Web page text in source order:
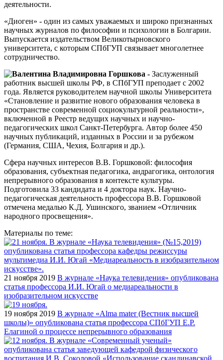
деятельности.
«Диоген» - один из самых уважаемых и широко признанных
научных журналов по философии и психологии в Болгарии.
Выпускается издательством Великотырновского
университета, с которым СПбГУП связывает многолетнее
сотрудничество.
Валентина Владимировна Горшкова - Заслуженный
работник высшей школы РФ, в СПбГУП преподает с 2002
года. Является руководителем научной школы Университета
«Становление и развитие нового образования человека в
пространстве современной социокультурной реальности»,
включенной в Реестр ведущих научных и научно-
педагогических школ Санкт-Петербурга. Автор более 450
научных публикаций, изданных в России и за рубежом
(Германия, США, Чехия, Болгария и др.).
Сфера научных интересов В.В. Горшковой: философия
образования, субъектная педагогика, андрагогика, онтология
непрерывного образования в контексте культуры.
Подготовила 33 кандидата и 4 доктора наук. Научно-
педагогическая деятельность профессора В.В. Горшковой
отмечена медалью К.Д. Ушинского, званием «Отличник
народного просвещения».
Материалы по теме:
21 ноября 2019 В журнале «Наука телевидения» опубликована
статья профессора И.И. Югай о медиареальности в
изобразительном искусстве
19 ноября 2019 В журнале «Alma mater (Вестник высшей
школы)» опубликована статья профессора СПбГУП Е.Р.
Елагиной о процессе непрерывного образования